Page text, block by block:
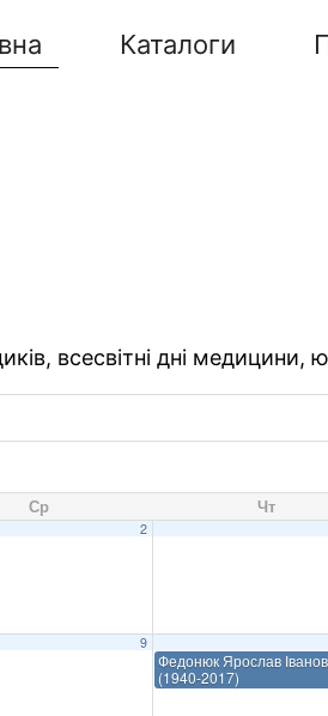
Каталоги
всесвітні дні медицини,
Ср Чт
2
9
Федонюк Ярослав
(1940-2017)